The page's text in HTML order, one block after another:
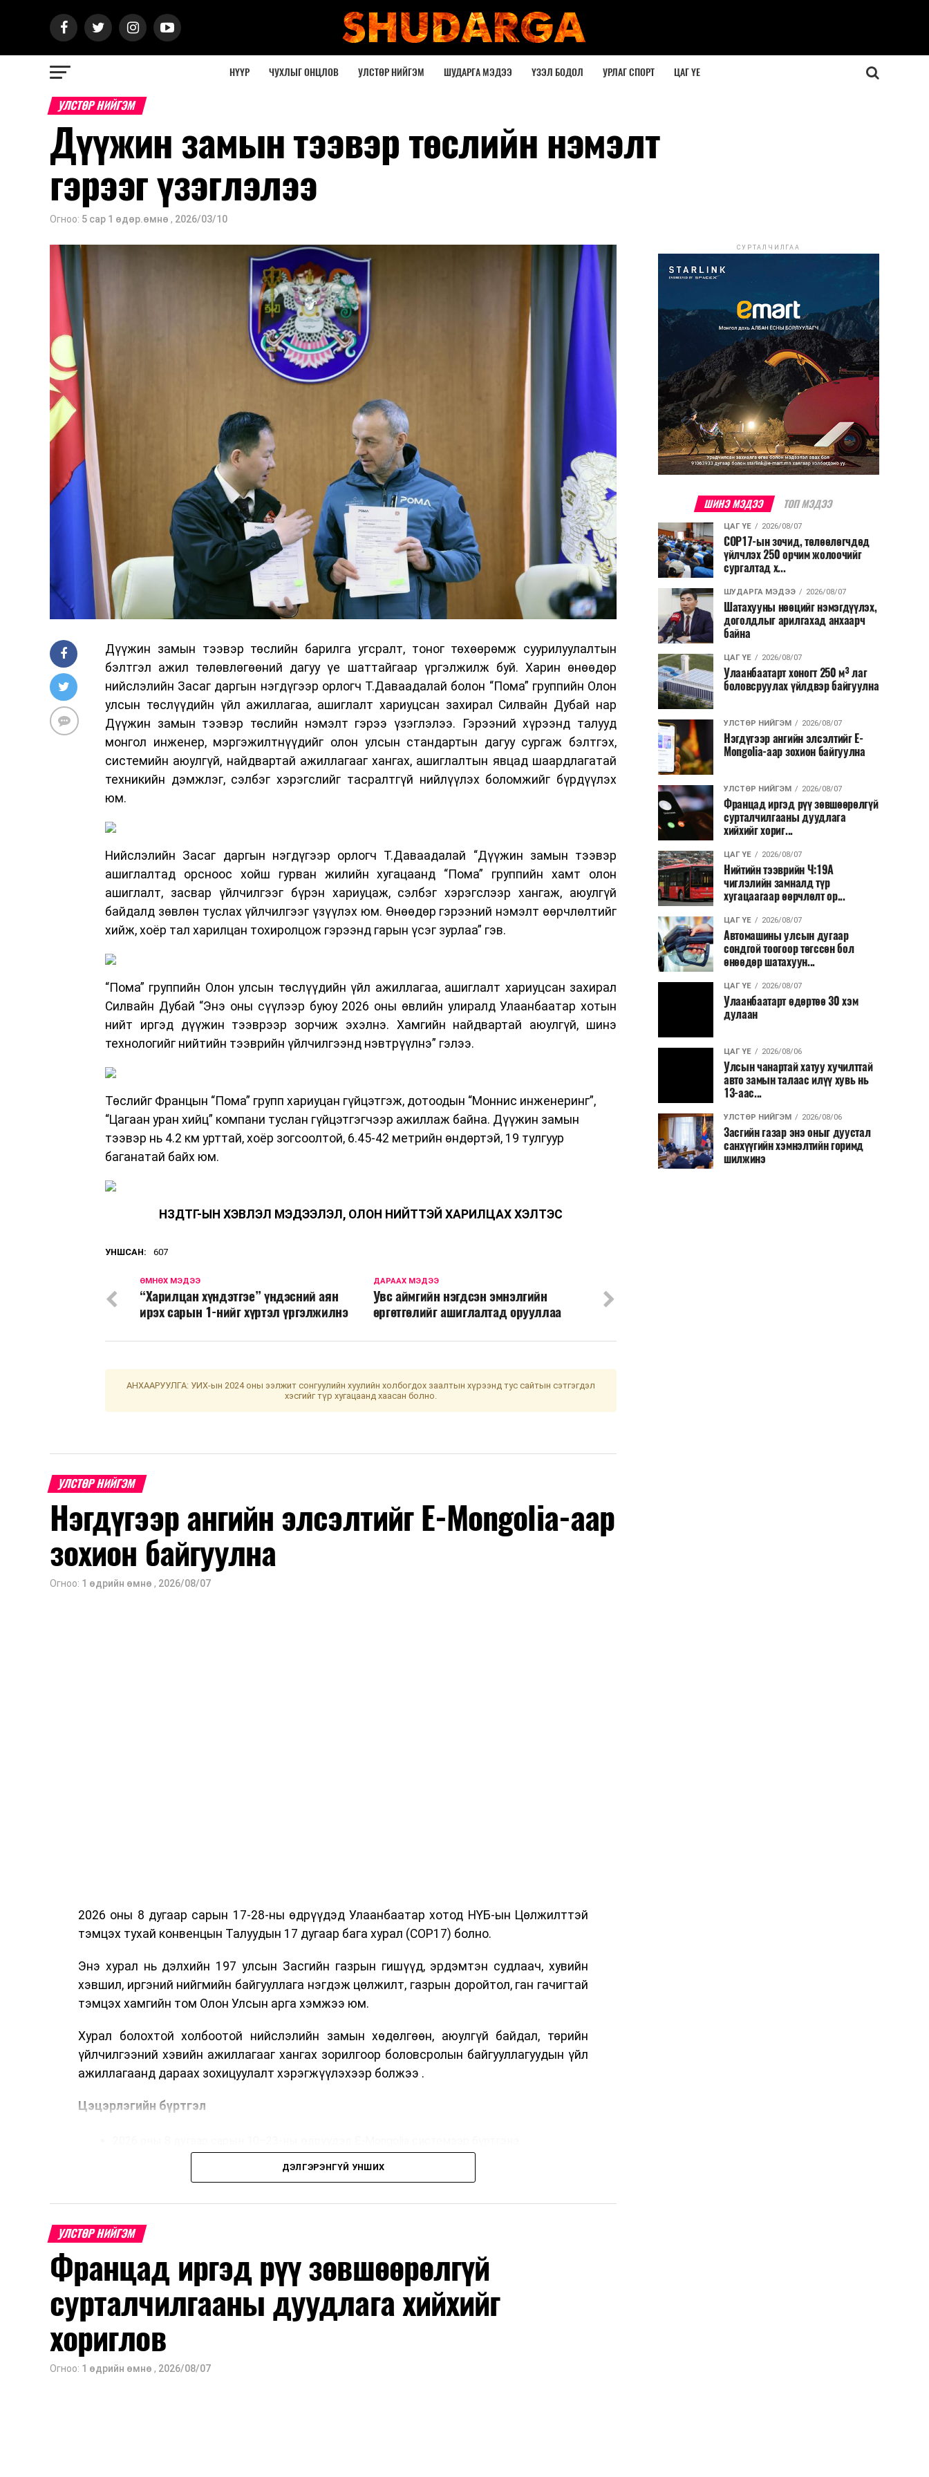
НҮҮР ЧУХЛЫГ ОНЦЛОВ УЛСТӨР НИЙГЭМ ШУДАРГА МЭДЭЭ ҮЗЭЛ БОДОЛ УРЛАГ СПОРТ ЦАГ ҮЕ
УЛСТӨР НИЙГЭМ
Дүүжин замын тээвэр төслийн нэмэлт
гэрээг үзэглэлээ
Огноо: 5 сар 1 өдөр.өмнө , 2026/03/10
Дүүжин замын тээвэр төслийн барилга угсралт, тоног төхөөрөмж суурилуулалтын
бэлтгэл ажил төлөвлөгөөний дагуу үе шаттайгаар үргэлжилж буй. Харин өнөөдөр
нийслэлийн Засаг даргын нэгдүгээр орлогч Т.Даваадалай болон “Пома” группийн Олон
улсын төслүүдийн үйл ажиллагаа, ашиглалт хариуцсан захирал Силвайн Дубай нар
Дүүжин замын тээвэр төслийн нэмэлт гэрээ үзэглэлээ. Гэрээний хүрээнд талууд
монгол инженер, мэргэжилтнүүдийг олон улсын стандартын дагуу сургаж бэлтгэх,
системийн аюулгүй, найдвартай ажиллагааг хангах, ашиглалтын явцад шаардлагатай
техникийн дэмжлэг, сэлбэг хэрэгслийг тасралтгүй нийлүүлэх боломжийг бүрдүүлэх
юм.
Нийслэлийн Засаг даргын нэгдүгээр орлогч Т.Даваадалай “Дүүжин замын тээвэр
ашиглалтад орсноос хойш гурван жилийн хугацаанд “Пома” группийн хамт олон
ашиглалт, засвар үйлчилгээг бүрэн хариуцаж, сэлбэг хэрэгслээр хангаж, аюулгүй
байдалд зөвлөн туслах үйлчилгээг үзүүлэх юм. Өнөөдөр гэрээний нэмэлт өөрчлөлтийг
хийж, хоёр тал харилцан тохиролцож гэрээнд гарын үсэг зурлаа” гэв.
“Пома” группийн Олон улсын төслүүдийн үйл ажиллагаа, ашиглалт хариуцсан захирал
Силвайн Дубай “Энэ оны сүүлээр буюу 2026 оны өвлийн улиралд Улаанбаатар хотын
нийт иргэд дүүжин тээврээр зорчиж эхэлнэ. Хамгийн найдвартай аюулгүй, шинэ
технологийг нийтийн тээврийн үйлчилгээнд нэвтрүүлнэ” гэлээ.
Төслийг Францын “Пома” групп хариуцан гүйцэтгэж, дотоодын “Моннис инженеринг”,
“Цагаан уран хийц” компани туслан гүйцэтгэгчээр ажиллаж байна. Дүүжин замын
тээвэр нь 4.2 км урттай, хоёр зогсоолтой, 6.45-42 метрийн өндөртэй, 19 тулгуур
баганатай байх юм.
НЗДТГ-ЫН ХЭВЛЭЛ МЭДЭЭЛЭЛ, ОЛОН НИЙТТЭЙ ХАРИЛЦАХ ХЭЛТЭС
УНШСАН: 607
ДАРААХ МЭДЭЭ
Увс аймгийн нэгдсэн эмнэлгийн
өргөтгөлийг ашиглалтад орууллаа
ӨМНӨХ МЭДЭЭ
“Харилцан хүндэтгэе” үндэсний аян
ирэх сарын 1-нийг хүртэл үргэлжилнэ
АНХААРУУЛГА: УИХ-ын 2024 оны ээлжит сонгуулийн хуулийн холбогдох заалтын хүрээнд тус сайтын сэтгэгдэл
хэсгийг түр хугацаанд хаасан болно.
УЛСТӨР НИЙГЭМ
Нэгдүгээр ангийн элсэлтийг E-Mongolia-аар
зохион байгуулна
Огноо: 1 өдрийн өмнө , 2026/08/07
2026 оны 8 дугаар сарын 17-28-ны өдрүүдэд Улаанбаатар хотод НҮБ-ын Цөлжилттэй
тэмцэх тухай конвенцын Талуудын 17 дугаар бага хурал (COP17) болно.
Энэ хурал нь дэлхийн 197 улсын Засгийн газрын гишүүд, эрдэмтэн судлаач, хувийн
хэвшил, иргэний нийгмийн байгууллага нэгдэж цөлжилт, газрын доройтол, ган гачигтай
тэмцэх хамгийн том Олон Улсын арга хэмжээ юм.
Хурал болохтой холбоотой нийслэлийн замын хөдөлгөөн, аюулгүй байдал, төрийн
үйлчилгээний хэвийн ажиллагааг хангах зорилгоор боловсролын байгууллагуудын үйл
ажиллагаанд дараах зохицуулалт хэрэгжүүлэхээр болжээ .
Цэцэрлэгийн бүртгэл
2026 оны 8 дугаар сарын 17–28-ны өдрүүдэд E-Mongolia системээр бүртгэнэ.
Энэ хугацаанд хүүхэд бүртгэх дэмжлэгийн баг сургуулиуд дээр ажиллахгүй.
2026 оны 9 дүгээр сарын 1-нээс цахимаар эхэлнэ.
2026 оны 9 дүгээр сарын 14-нөөс танхимаар үргэлжилнэ.
Оюутны дотуур байр
2026 оны 9 дүгээр сарын 13-наас оюутнуудыг дотуур байранд оруулж эхэлнэ.
ДЭЛГЭРЭНГҮЙ УНШИХ
УЛСТӨР НИЙГЭМ
Францад иргэд рүү зөвшөөрөлгүй
сурталчилгааны дуудлага хийхийг
хориглов
Огноо: 1 өдрийн өмнө , 2026/08/07
СУРТАЛЧИЛГАА
ШИНЭ МЭДЭЭ ТОП МЭДЭЭ
ЦАГ ҮЕ 2026/08/07
COP17-ын зочид, төлөөлөгчдөд
үйлчлэх 250 орчим жолоочийг
сургалтад х...
ШУДАРГА МЭДЭЭ 2026/08/07
Шатахууны нөөцийг нэмэгдүүлэх,
доголдлыг арилгахад анхаарч
байна
ЦАГ ҮЕ 2026/08/07
Улаанбаатарт хоногт 250 м³ лаг
боловсруулах үйлдвэр байгуулна
УЛСТӨР НИЙГЭМ 2026/08/07
Нэгдүгээр ангийн элсэлтийг E-
Mongolia-аар зохион байгуулна
УЛСТӨР НИЙГЭМ 2026/08/07
Францад иргэд рүү зөвшөөрөлгүй
сурталчилгааны дуудлага
хийхийг хориг...
ЦАГ ҮЕ 2026/08/07
Нийтийн тээврийн Ч:19А
чиглэлийн замналд түр
хугацаагаар өөрчлөлт ор...
ЦАГ ҮЕ 2026/08/07
Автомашины улсын дугаар
сондгой тоогоор төгссөн бол
өнөөдөр шатахуун...
ЦАГ ҮЕ 2026/08/07
Улаанбаатарт өдөртөө 30 хэм
дулаан
ЦАГ ҮЕ 2026/08/06
Улсын чанартай хатуу хучилттай
авто замын талаас илүү хувь нь
13-аас...
УЛСТӨР НИЙГЭМ 2026/08/06
Засгийн газар энэ оныг дуустал
санхүүгийн хэмнэлтийн горимд
шилжинэ